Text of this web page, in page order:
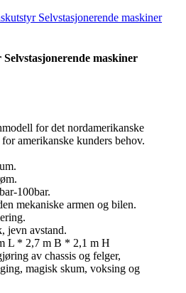
maskiner
for det nordamerikanske
amerikanske kunders behov.
100bar.
mekaniske armen og bilen.
jevn avstand.
L * 2,7 m B * 2,1 m H
av chassis og felger,
magisk skum, voksing og